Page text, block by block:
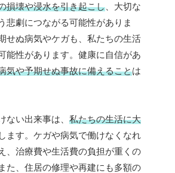
損壊や浸水を引き起こし 、大切な
悲劇につながる可能性がありま
せぬ病気やケガも、私たちの生活
能性があります。健康に自信があ
気や予期せぬ事故に備えることは
ない出来事は、 私たちの生活に大
ます。ケガや病気で働けなくなれ
、治療費や生活費の負担が重くの
た、住居の修理や再建にも多額の